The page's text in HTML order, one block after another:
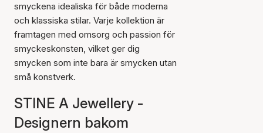
smyckena idealiska för både moderna
och klassiska stilar. Varje kollektion är
framtagen med omsorg och passion för
smyckeskonsten, vilket ger dig
smycken som inte bara är smycken utan
små konstverk.
STINE A Jewellery -
Designern bakom